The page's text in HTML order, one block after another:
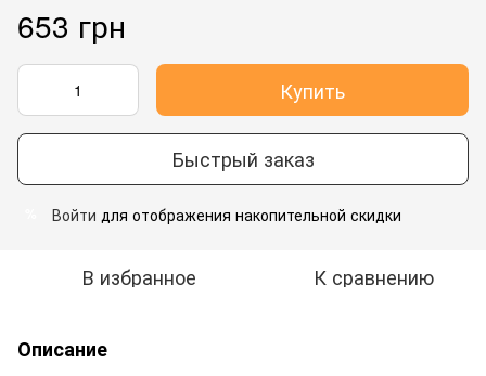
653 грн
Купить
Быстрый заказ
Войти для отображения накопительной скидки
В избранное К сравнению
Описание